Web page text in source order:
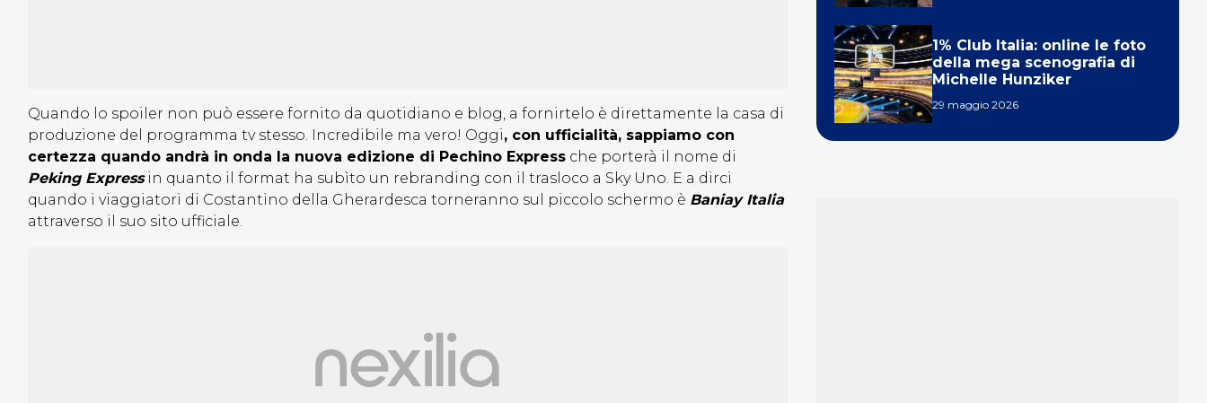
Quando lo spoiler non può essere fornito da quotidiano e blog, a fornirtelo è direttamente la casa di
produzione del programma tv stesso. Incredibile ma vero! Oggi, con ufficialità, sappiamo con
certezza quando andrà in onda la nuova edizione di Pechino Express che porterà il nome di
Peking Expressin quanto il format ha subìto un rebranding con il trasloco a Sky Uno. E a dirci
quando i viaggiatori di Costantino della Gherardesca torneranno sul piccolo schermo è Baniay Italia
attraverso il suo sito ufficiale.
1% Club Italia: online le foto
della mega scenografia di
Michelle Hunziker
29 maggio 2026